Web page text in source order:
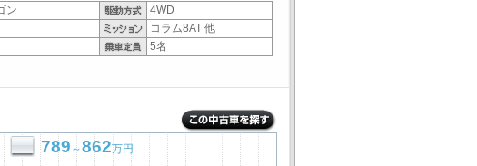
ン
4WD
コラム8AT 他
5名
789～862万円